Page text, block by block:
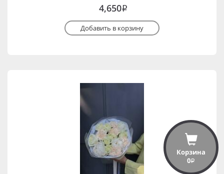
4,650i
Добавить в корзину
Корзина
0i